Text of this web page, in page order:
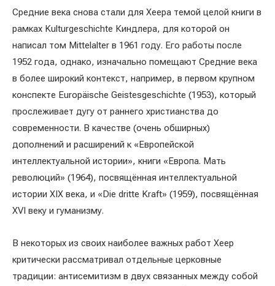
Средние века снова стали для Хеера темой целой книги в
рамках Kulturgeschichte Киндлера, для которой он
написал том Mittelalter в 1961 году. Его работы после
1952 года, однако, изначально помещают Средние века
в более широкий контекст, например, в первом крупном
конспекте Europäische Geistesgeschichte (1953), который
прослеживает дугу от раннего христианства до
современности. В качестве (очень обширных)
дополнений и расширений к «Европейской
интеллектуальной истории», книги «Европа. Мать
революций» (1964), посвящённая интеллектуальной
истории XIX века, и «Die dritte Kraft» (1959), посвящённая
XVI веку и гуманизму.
В некоторых из своих наиболее важных работ Хеер
критически рассматривал отдельные церковные
традиции: антисемитизм в двух связанных между собой